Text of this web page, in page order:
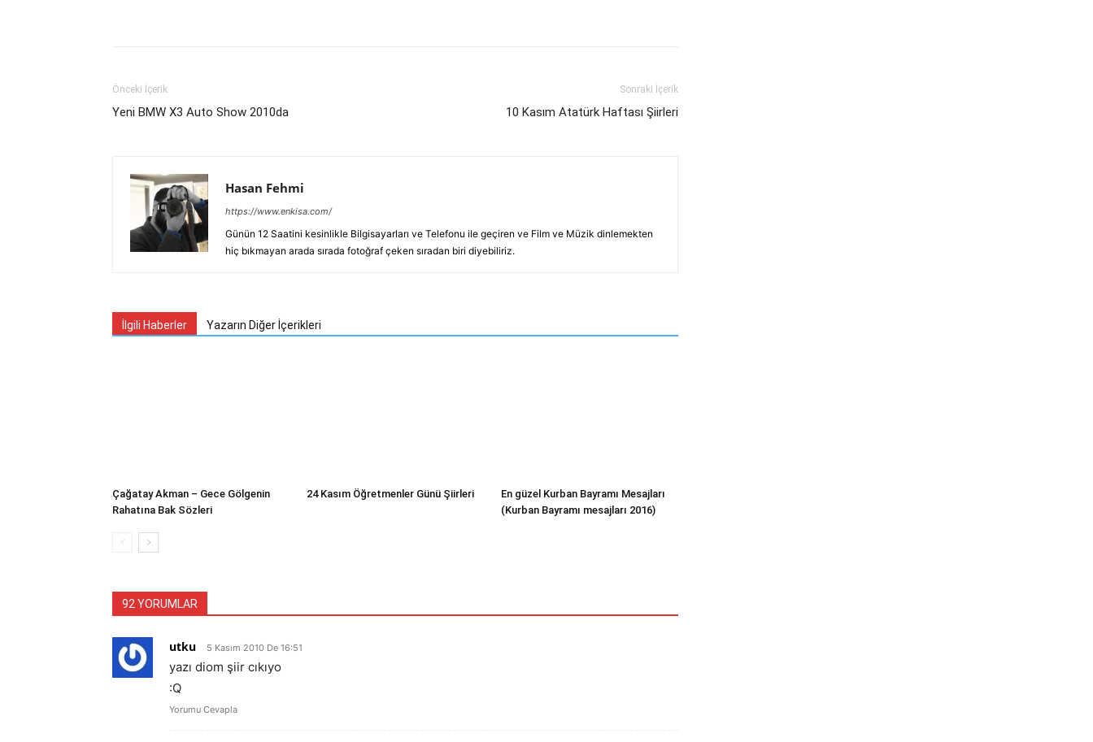
Önceki İçerik
Yeni BMW X3 Auto Show 2010da
Sonraki İçerik
10 Kasım Atatürk Haftası Şiirleri
Hasan Fehmi
https://www.enkisa.com/
Günün 12 Saatini kesinlikle Bilgisayarları ve Telefonu ile geçiren ve Film ve Müzik dinlemekten
hiç bıkmayan arada sırada fotoğraf çeken sıradan biri diyebiliriz.
İlgili Haberler Yazarın Diğer İçerikleri
Çağatay Akman – Gece Gölgenin
Rahatına Bak Sözleri
24 Kasım Öğretmenler Günü Şiirleri
En güzel Kurban Bayramı Mesajları
(Kurban Bayramı mesajları 2016)
92 YORUMLAR
utku 5 Kasım 2010 De 16:51
yazı diom şiir cıkıyo
:Q
Yorumu Cevapla